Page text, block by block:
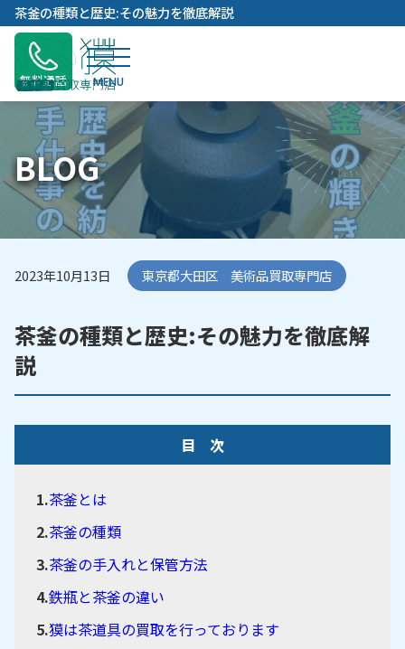
内
容
キ
ッ
プ
茶釜の種類と歴史:その魅力を徹底解説
無料通話
BLOG
2023年10月13日 東京都大田区 美術品買取専門店
茶釜の種類と歴史:その魅力を徹底解
説
目 次
茶釜とは
茶釜の種類
茶釜の手入れと保管方法
鉄瓶と茶釜の違い
獏は茶道具の買取を行っております